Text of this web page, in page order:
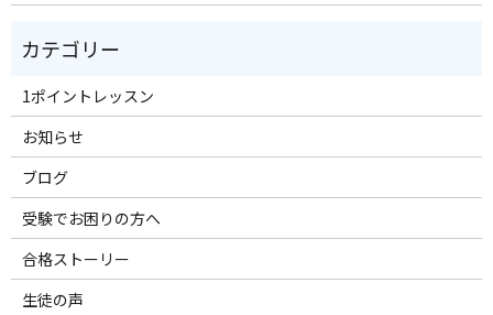
1ポイントレッスン
お知らせ
ブログ
受験でお困りの方へ
合格ストーリー
生徒の声